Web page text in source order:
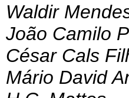
Waldir
João Camilo
César Cals
Mário David